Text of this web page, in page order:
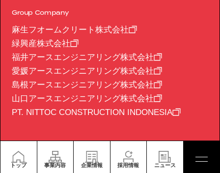
トップ 事業内容 企業情報 採用情報 ニュース
Group Company
麻生フオームクリート株式会社
緑興産株式会社
福井アースエンジニアリング株式会社
愛媛アースエンジニアリング株式会社
島根アースエンジニアリング株式会社
山口アースエンジニアリング株式会社
PT. NITTOC CONSTRUCTION INDONESIA